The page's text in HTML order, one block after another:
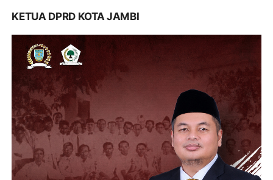
KETUA DPRD KOTA JAMBI